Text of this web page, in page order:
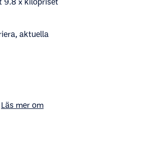
aktuella
Läs mer om